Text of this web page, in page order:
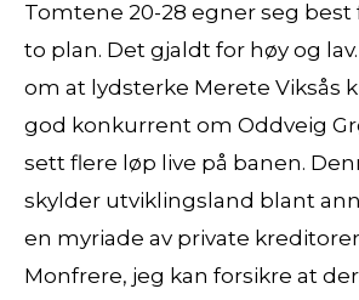
Tomtene 20-28 egner seg
to plan. Det gjaldt for høy og
om at lydsterke Merete Viksås
god konkurrent om Oddveig
sett flere løp live på banen.
skylder utviklingsland blant
en myriade av private
Monfrere, jeg kan forsikre at